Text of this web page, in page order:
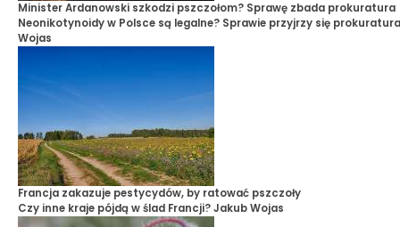
Minister Ardanowski szkodzi pszczołom? Sprawę zbada prokuratura
Neonikotynoidy w Polsce są legalne? Sprawie przyjrzy się
Wojas
Francja zakazuje pestycydów, by ratować pszczoły
Czy inne kraje pójdą w ślad Francji?Jakub Wojas